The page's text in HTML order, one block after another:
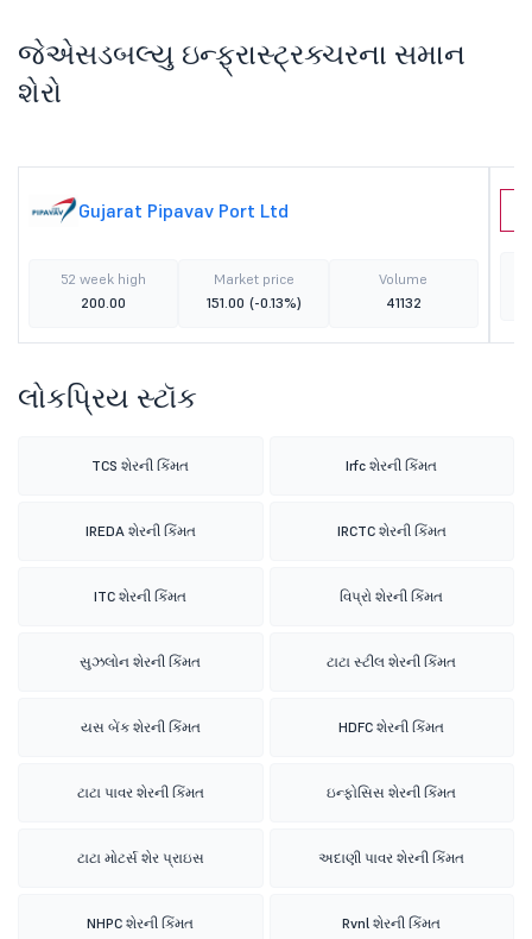
જેએસડબલ્યુ ઇન્ફ્રાસ્ટ્રક્ચરના સમાન
શેરો
Gujarat Pipavav Port Ltd
52 week high
200.00
Market price
151.00 (-0.13%)
Volume
41132
લોકપ્રિય સ્ટૉક
TCS શેરની કિંમત Irfc શેરની કિંમત
IREDA શેરની કિંમત IRCTC શેરની કિંમત
ITC શેરની કિંમત વિપ્રો શેરની કિંમત
સુઝલોન શેરની કિંમત ટાટા સ્ટીલ શેરની કિંમત
યસ બેંક શેરની કિંમત HDFC શેરની કિંમત
ટાટા પાવર શેરની કિંમત ઇન્ફોસિસ શેરની કિંમત
ટાટા મોટર્સ શેર પ્રાઇસ અદાણી પાવર શેરની કિંમત
NHPC શેરની કિંમત Rvnl શેરની કિંમત